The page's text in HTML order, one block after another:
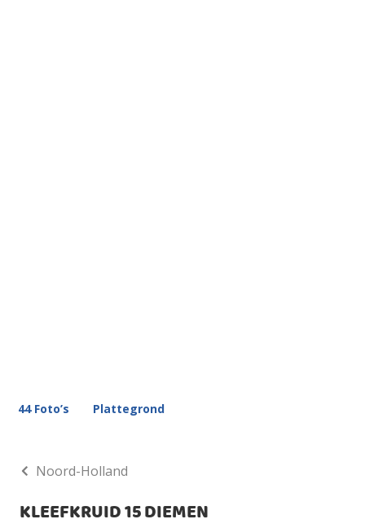
44 Foto’s Plattegrond
Noord-Holland
KLEEFKRUID 15 DIEMEN